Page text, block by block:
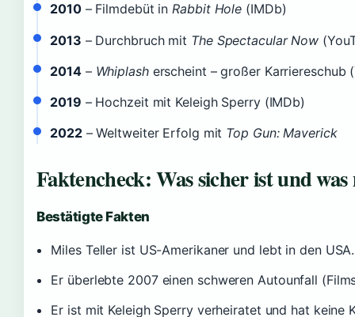
2010– Filmdebüt inRabbit Hole (IMDb)
2013 – Durchbruch mit The Spectacular Now
2014– Whiplasherscheint – großer Karriereschub
2019 – Hochzeit mit Keleigh Sperry (IMDb)
2022– Weltweiter Erfolg mit Top Gun: Maverick
Faktencheck: Was sicher ist und
Bestätigte Fakten
Miles Teller ist US-Amerikaner und lebt in den USA.
Er überlebte 2007 einen schweren Autounfall
Er ist mit Keleigh Sperry verheiratet und hat keine